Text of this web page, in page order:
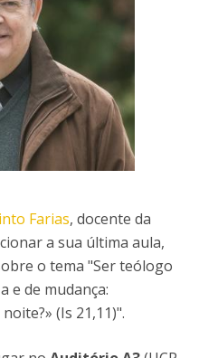
Farias, docente da
a sua última aula,
o tema "Ser teólogo
e de mudança:
(Is 21,11)".